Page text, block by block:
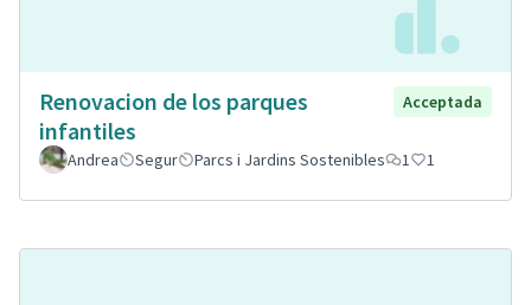
Renovacion de los parques
infantiles
Acceptada
Andrea Segur Parcs i Jardins Sostenibles 1 1